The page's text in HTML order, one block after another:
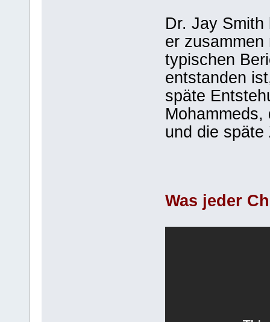
Dr. Jay Smith
er
typischen
entstanden
späte
und die späte
Was jeder